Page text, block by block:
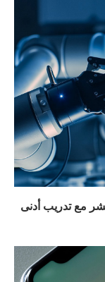
مع تدريب أدنى